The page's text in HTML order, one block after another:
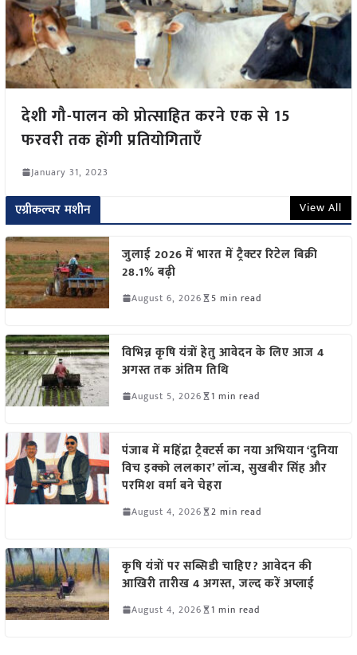
देशी गौ-पालन को प्रोत्साहित करने एक से 15
फरवरी तक होंगी प्रतियोगिताएँ
January 31, 2023
एग्रीकल्चर मशीन View All
जुलाई 2026 में भारत में ट्रैक्टर रिटेल बिक्री
28.1% बढ़ी
August 6, 2026 5 min read
विभिन्न कृषि यंत्रों हेतु आवेदन के लिए आज 4
अगस्त तक अंतिम तिथि
August 5, 2026 1 min read
पंजाब में महिंद्रा ट्रैक्टर्स का नया अभियान ‘दुनिया
विच इक्को ललकार’ लॉन्च, सुखबीर सिंह और
परमिश वर्मा बने चेहरा
August 4, 2026 2 min read
कृषि यंत्रों पर सब्सिडी चाहिए? आवेदन की
आखिरी तारीख 4 अगस्त, जल्द करें अप्लाई
August 4, 2026 1 min read